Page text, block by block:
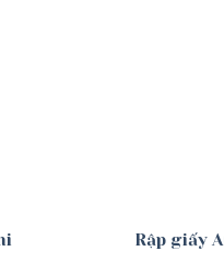
Rập giấy